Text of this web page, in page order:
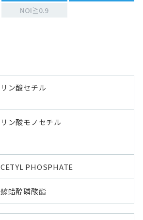
NOI≧0.9
リン酸セチル
リン酸モノセチル
CETYL PHOSPHATE
鲸蜡醇磷酸酯